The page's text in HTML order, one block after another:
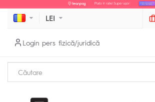
LEI
Login pers fizică/juridică